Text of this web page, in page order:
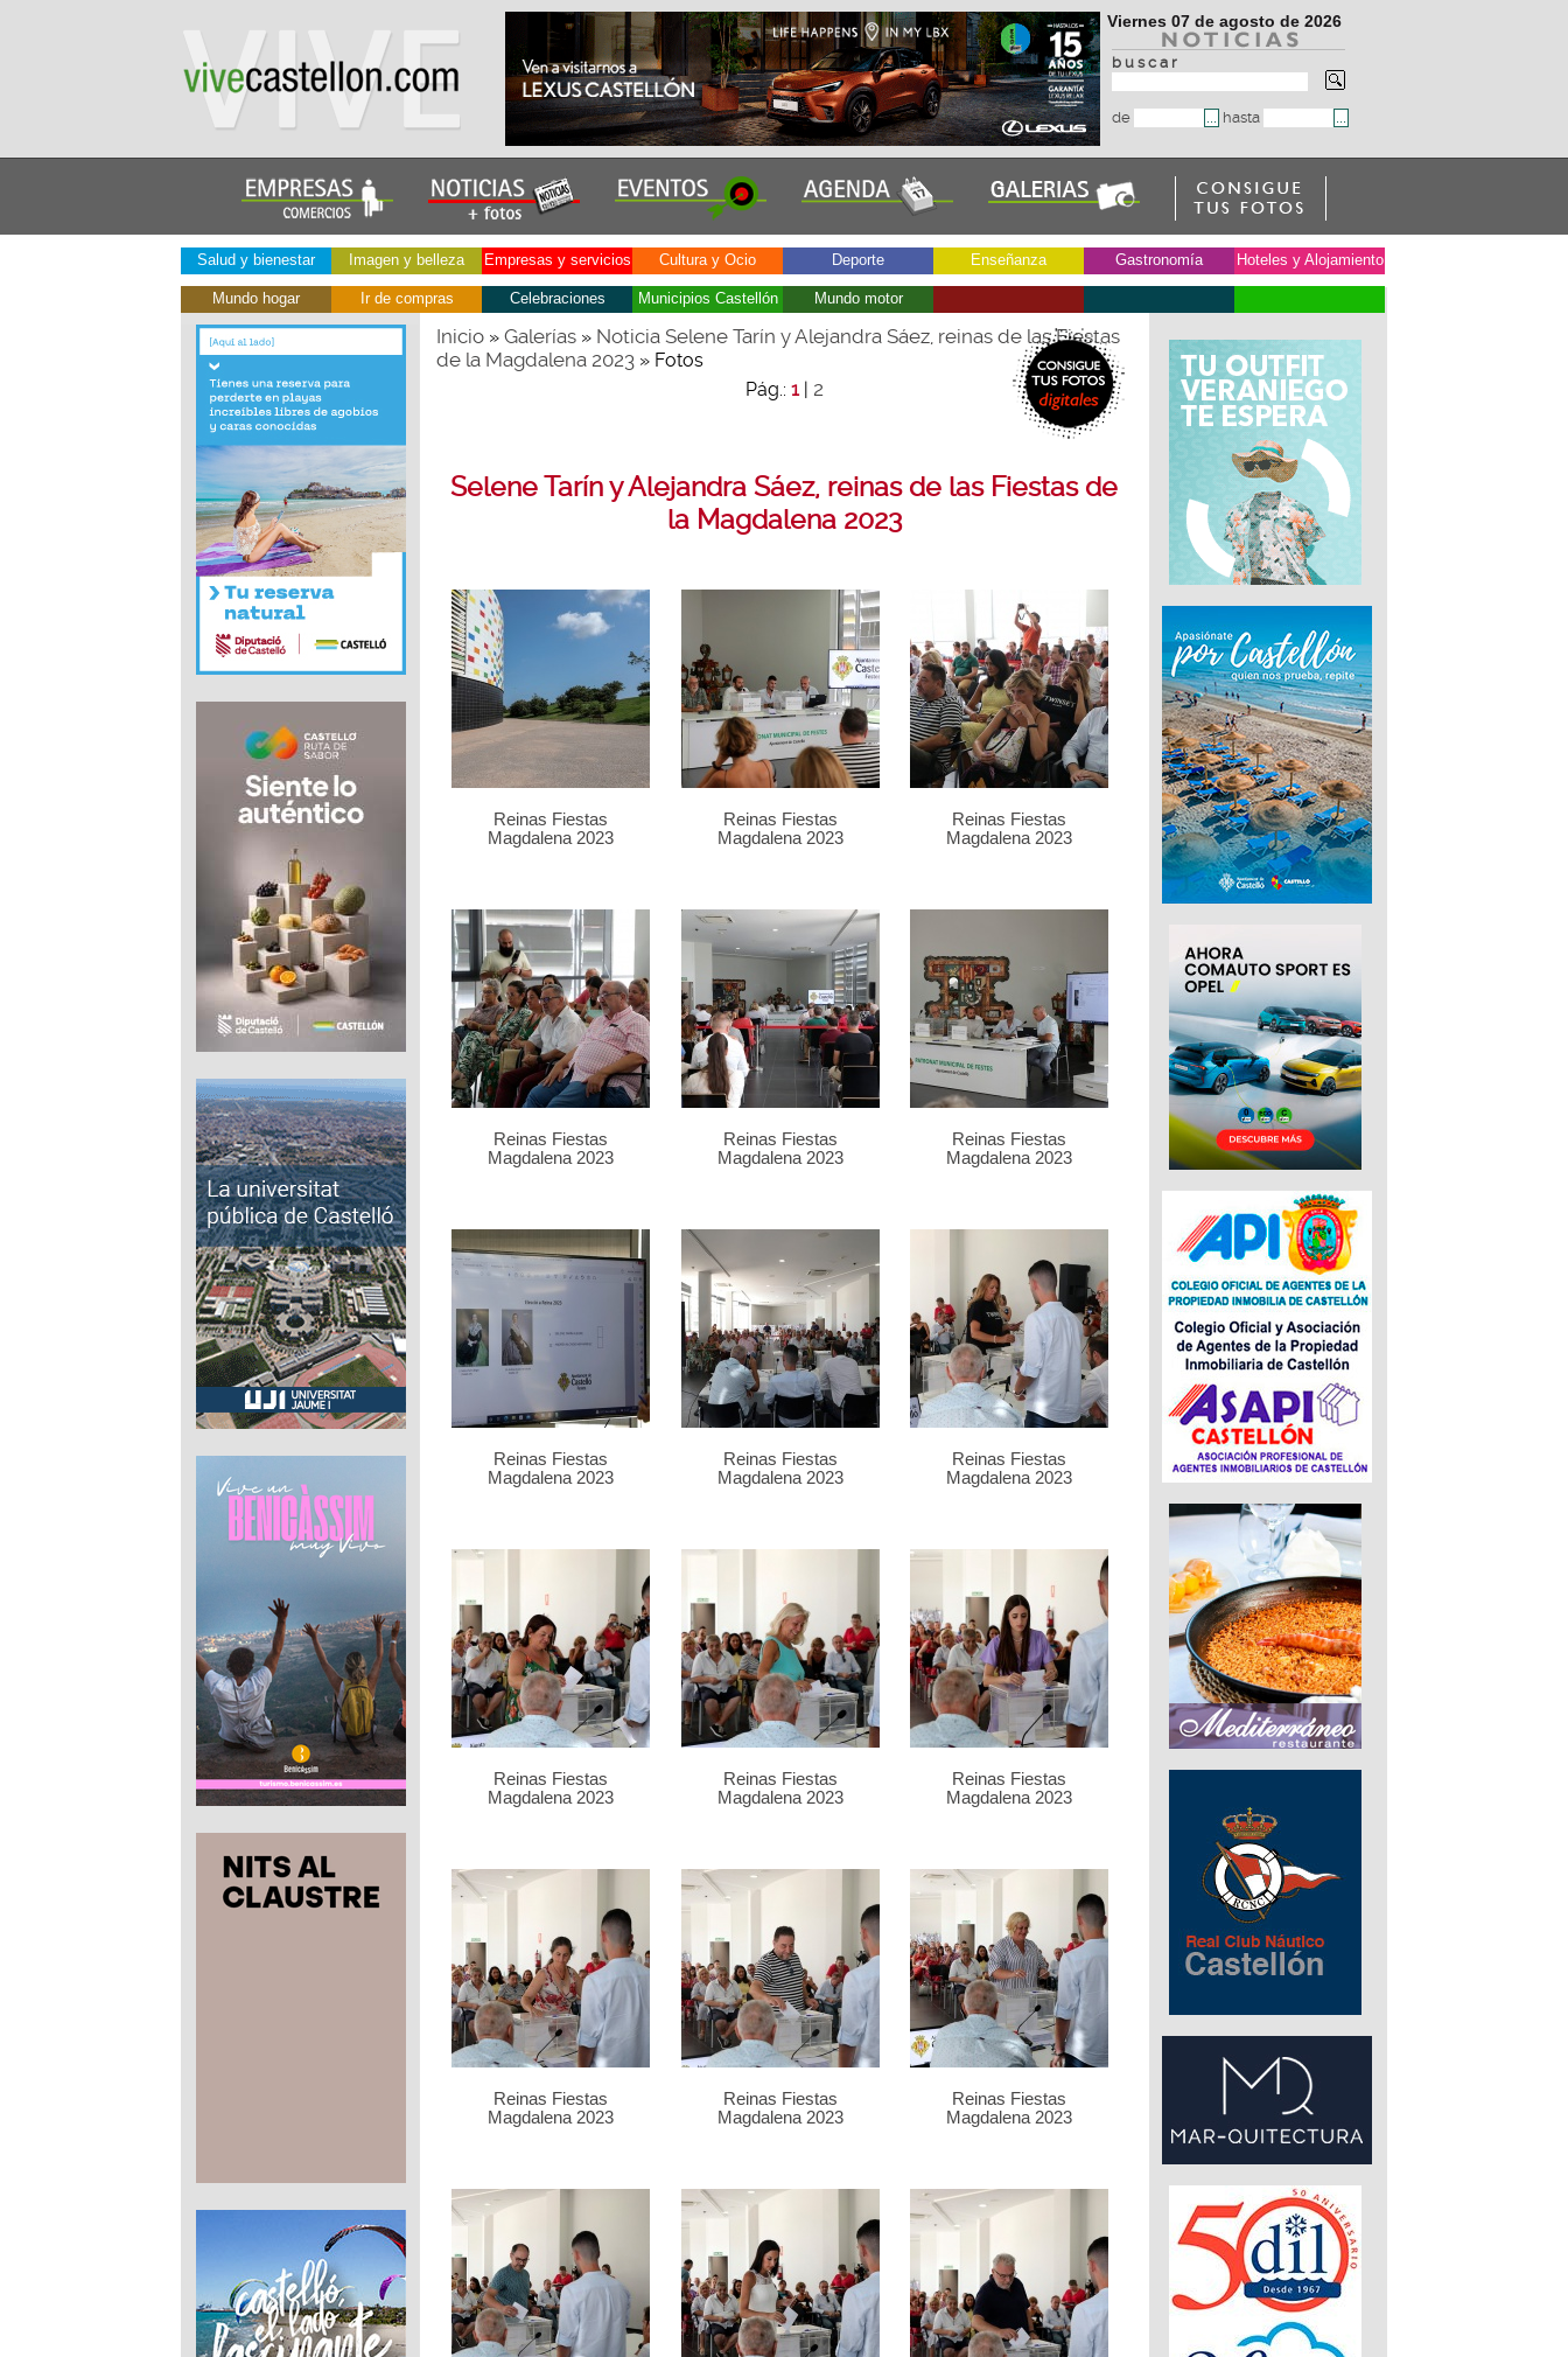
Viernes 07 de agosto de 2026
b u s c a r
de hasta
Salud y bienestar Imagen y belleza Empresas y servicios Cultura y Ocio Deporte Enseñanza Gastronomía Hoteles y Alojamiento
Mundo hogar Ir de compras Celebraciones Municipios Castellón Mundo motor
Inicio» Galerías» Noticia Selene Tarín y Alejandra Sáez, reinas de las Fiestas
de la Magdalena 2023» Fotos
Pág.: 1| 2
Selene Tarín y Alejandra Sáez, reinas de las Fiestas de
la Magdalena 2023
Reinas Fiestas
Magdalena 2023
Reinas Fiestas
Magdalena 2023
Reinas Fiestas
Magdalena 2023
Reinas Fiestas
Magdalena 2023
Reinas Fiestas
Magdalena 2023
Reinas Fiestas
Magdalena 2023
Reinas Fiestas
Magdalena 2023
Reinas Fiestas
Magdalena 2023
Reinas Fiestas
Magdalena 2023
Reinas Fiestas
Magdalena 2023
Reinas Fiestas
Magdalena 2023
Reinas Fiestas
Magdalena 2023
Reinas Fiestas
Magdalena 2023
Reinas Fiestas
Magdalena 2023
Reinas Fiestas
Magdalena 2023